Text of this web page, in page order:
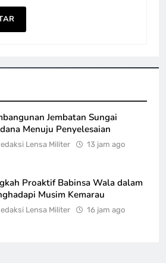
Jembatan Sungai
Menuju Penyelesaian
Lensa Militer 13 jam ago
Proaktif Babinsa Wala dalam
Musim Kemarau
Lensa Militer 16 jam ago